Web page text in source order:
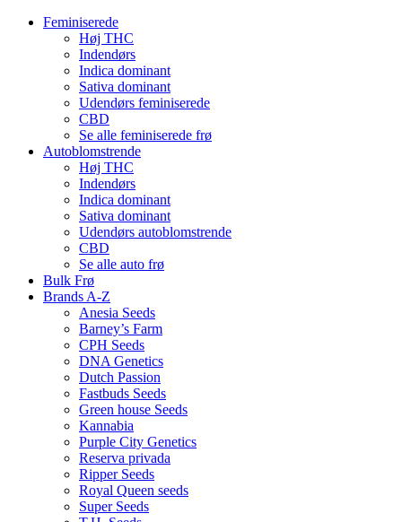
Feminiserede
Høj THC
Indendørs
Indica dominant
Sativa dominant
Udendørs feminiserede
CBD
Se alle feminiserede frø
Autoblomstrende
Høj THC
Indendørs
Indica dominant
Sativa dominant
Udendørs autoblomstrende
CBD
Se alle auto frø
Bulk Frø
Brands A-Z
Anesia Seeds
Barney’s Farm
CPH Seeds
DNA Genetics
Dutch Passion
Fastbuds Seeds
Green house Seeds
Kannabia
Purple City Genetics
Reserva privada
Ripper Seeds
Royal Queen seeds
Super Seeds